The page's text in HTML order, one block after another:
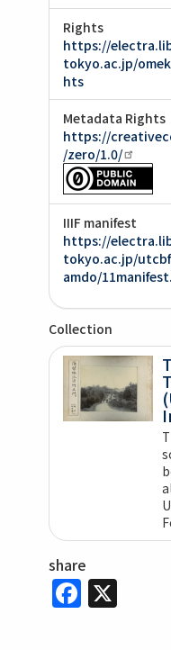
Rights
https://
tokyo.ac.jp/
hts
Metadata Rights
https://
/zero/1.0/
IIIF manifest
https://
tokyo.ac.jp/
amdo/
Collection
share
X